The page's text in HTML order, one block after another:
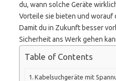
du, wann solche Geräte
Vorteile sie bieten und worauf
Damit du in Zukunft besser
Sicherheit ans Werk gehen
Table of Contents
Kabelsuchgeräte mit